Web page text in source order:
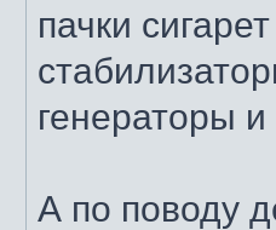
пачки
генераторы и
А по поводу